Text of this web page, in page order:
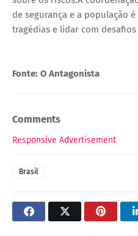
de segurança e a população
tragédias e lidar com
Fonte: O Antagonista
Comments
Responsive Advertisement
Brasil